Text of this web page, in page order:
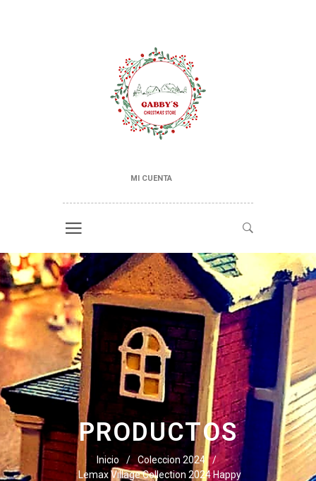
MI CUENTA
PRODUCTOS
Inicio / Coleccion 2024
/
Lemax Village Collection 2024 Happy